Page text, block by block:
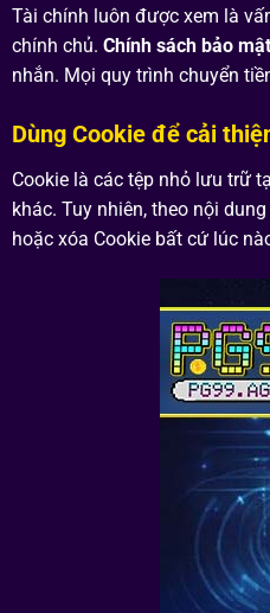
Tài chính luôn được xem là
chính chủ. Chính sách bảo mật
nhắn. Mọi quy trình chuyển
Dùng Cookie để cải
Cookie là các tệp nhỏ lưu trữ
khác. Tuy nhiên, theo nội dung
hoặc xóa Cookie bất cứ lúc